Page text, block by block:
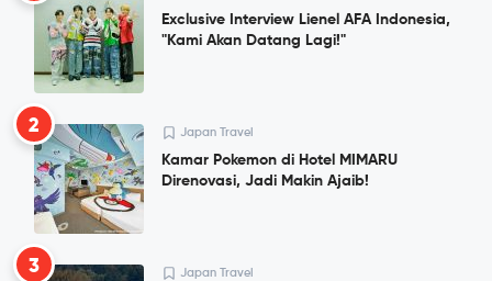
Exclusive Interview Lienel AFA Indonesia,
"Kami Akan Datang Lagi!"
2 Japan Travel
Kamar Pokemon di Hotel MIMARU
Direnovasi, Jadi Makin Ajaib!
3 Japan Travel